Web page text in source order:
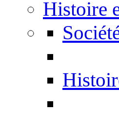
Histoire